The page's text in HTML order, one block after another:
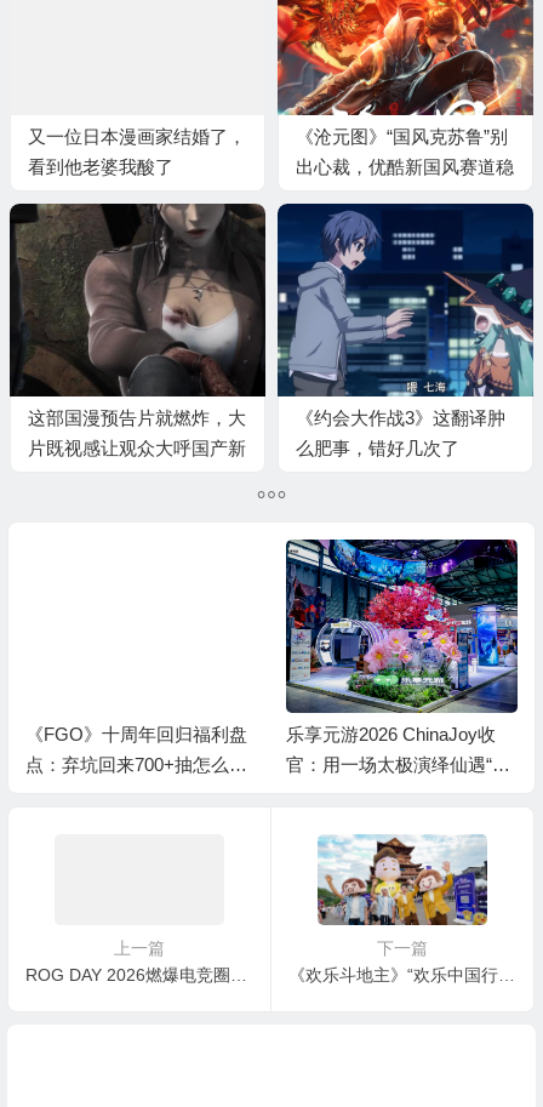
又一位日本漫画家结婚了，
看到他老婆我酸了
《沧元图》“国风克苏鲁”别
出心裁，优酷新国风赛道稳
这部国漫预告片就燃炸，大
片既视感让观众大呼国产新
《约会大作战3》这翻译肿
么肥事，错好几次了
《FGO》十周年回归福利盘
点：弃坑回来700+抽怎么
乐享元游2026 ChinaJoy收
官：用一场太极演绎仙遇“慢
上一篇
下一篇
《欢乐斗地主》“欢乐中国行”首站落地广西，电竞加非遗焕发古镇新活力